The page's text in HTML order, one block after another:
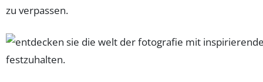
zu verpassen.